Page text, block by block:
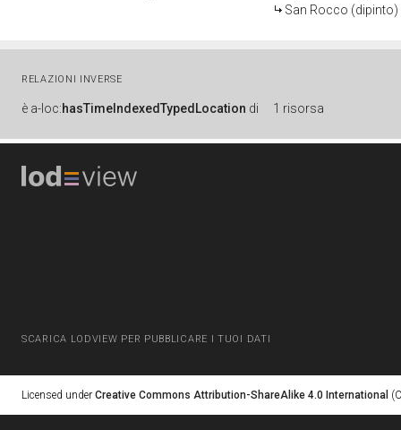
San Rocco (dipinto)
RELAZIONI INVERSE
è a-loc:hasTimeIndexedTypedLocation di 1 risorsa
SCARICA LODVIEW PER PUBBLICARE I TUOI DATI
Licensed under Creative Commons Attribution-ShareAlike 4.0 International